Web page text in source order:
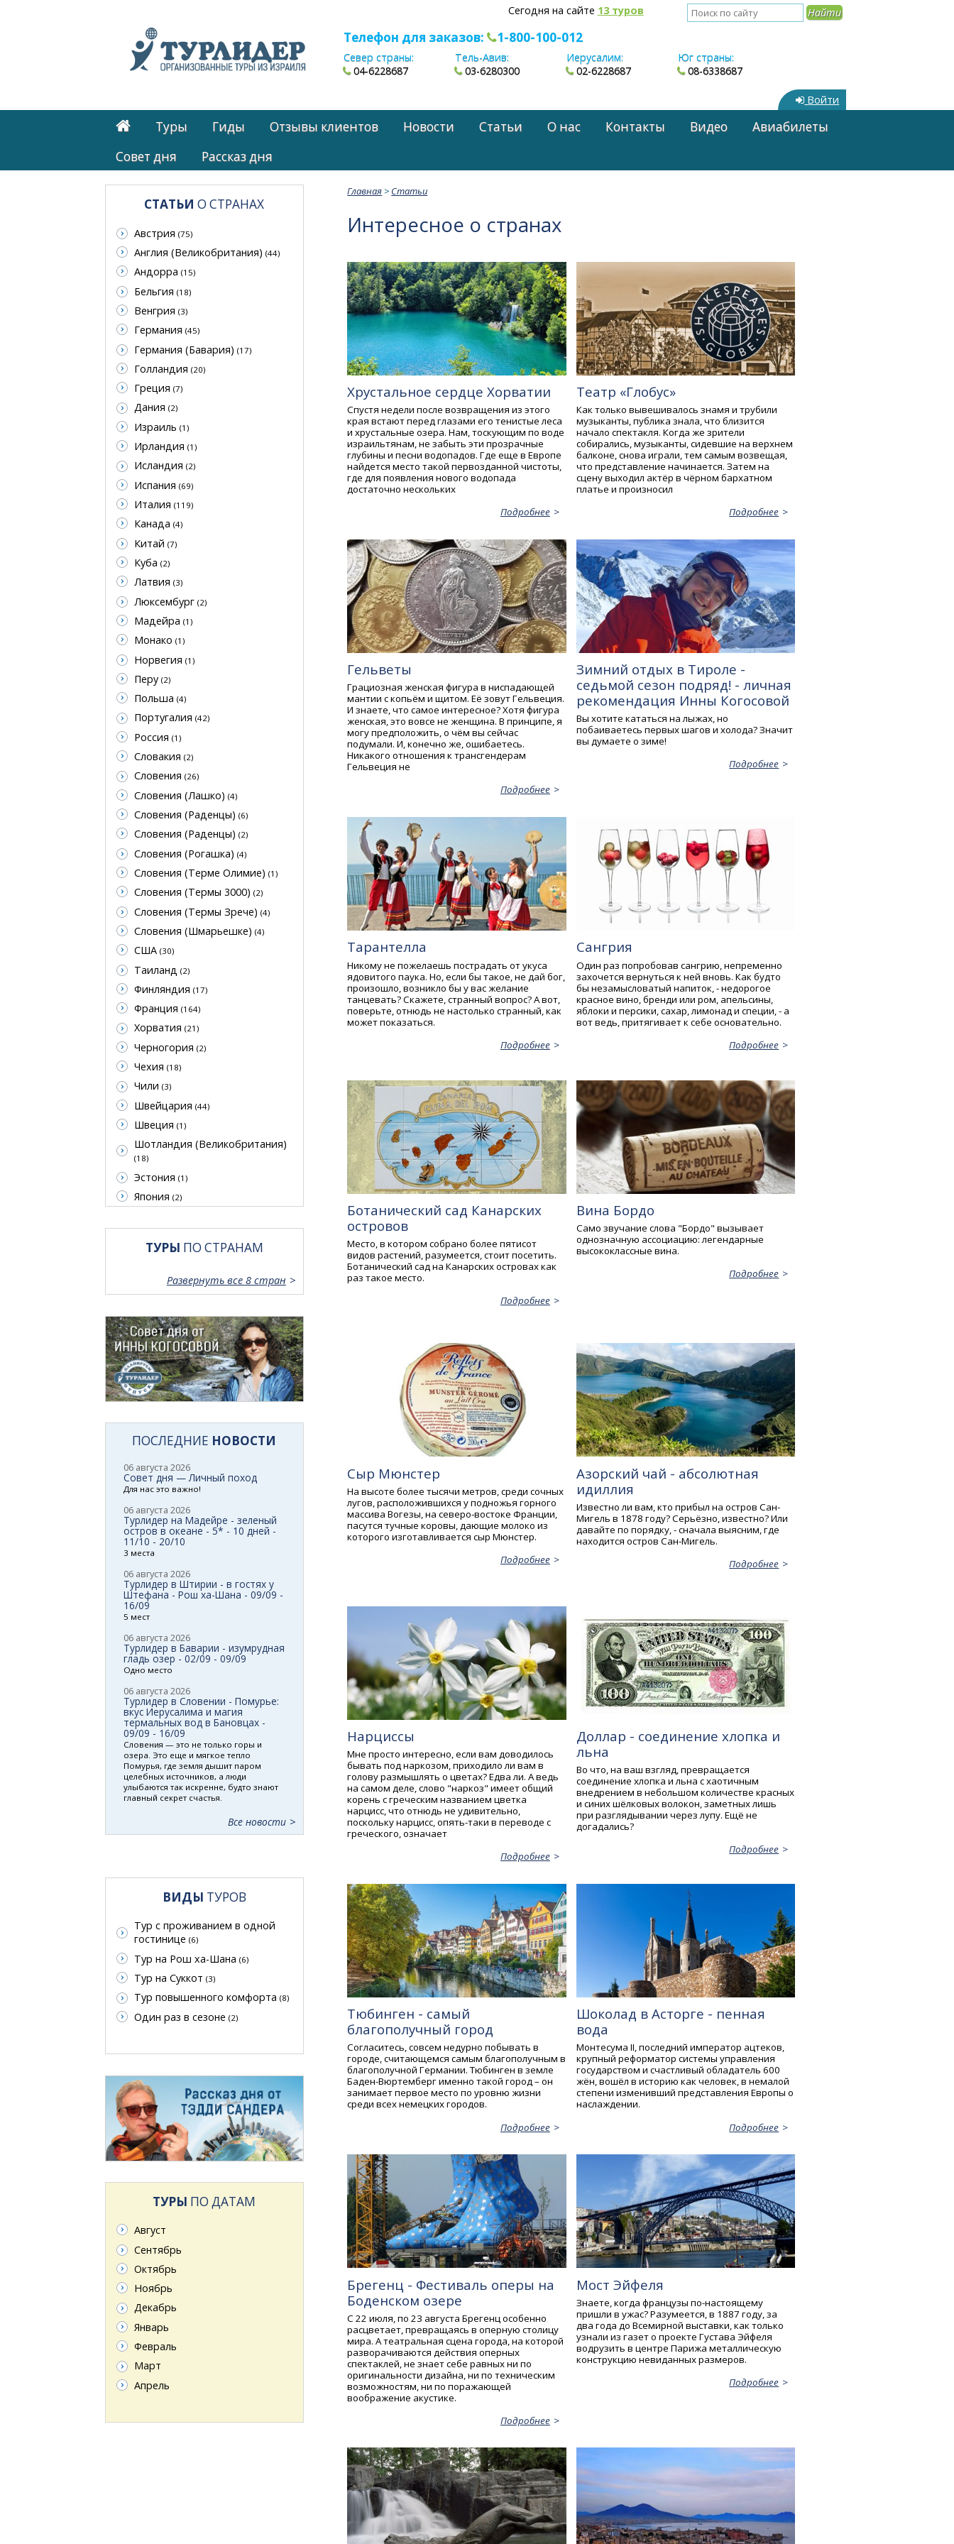
Сегодня на сайте 13 туров
Телефон для заказов: 1-800-100-012
Север страны:
04-6228687
Тель-Авив:
03-6280300
Иерусалим:
02-6228687
Юг страны:
08-6338687
Войти
Туры Гиды Отзывы клиентов Новости Статьи О нас Контакты Видео
Авиабилеты
Cовет дня
Рассказ дня
Главная > Статьи
Интересное о странах
Хрустальное сердце Хорватии
Спустя недели после возвращения из этого
края встают перед глазами его тенистые леса
и хрустальные озера. Нам, тоскующим по воде
израильтянам, не забыть эти прозрачные
глубины и песни водопадов. Где еще в Европе
найдется место такой первозданной чистоты,
где для появления нового водопада
достаточно нескольких
Подробнее
Театр «Глобус»
Как только вывешивалось знамя и трубили
музыканты, публика знала, что близится
начало спектакля. Когда же зрители
собирались, музыканты, сидевшие на верхнем
балконе, снова играли, тем самым возвещая,
что представление начинается. Затем на
сцену выходил актёр в чёрном бархатном
платье и произносил
Подробнее
Гельветы
Грациозная женская фигура в ниспадающей
мантии с копьём и щитом. Её зовут Гельвеция.
И знаете, что самое интересное? Хотя фигура
женская, это вовсе не женщина. В принципе, я
могу предположить, о чём вы сейчас
подумали. И, конечно же, ошибаетесь.
Никакого отношения к трансгендерам
Гельвеция не
Подробнее
Зимний отдых в Тироле -
седьмой сезон подряд! - личная
рекомендация Инны Когосовой
Вы хотите кататься на лыжах, но
побаиваетесь первых шагов и холода? Значит
вы думаете о зиме!
Подробнее
Тарантелла
Никому не пожелаешь пострадать от укуса
ядовитого паука. Но, если бы такое, не дай бог,
произошло, возникло бы у вас желание
танцевать? Скажете, странный вопрос? А вот,
поверьте, отнюдь не настолько странный, как
может показаться.
Подробнее
Сангрия
Один раз попробовав сангрию, непременно
захочется вернуться к ней вновь. Как будто
бы незамысловатый напиток, - недорогое
красное вино, бренди или ром, апельсины,
яблоки и персики, сахар, лимонад и специи, - а
вот ведь, притягивает к себе основательно.
Подробнее
Ботанический сад Канарских
островов
Место, в котором собрано более пятисот
видов растений, разумеется, стоит посетить.
Ботанический сад на Канарских островах как
раз такое место.
Подробнее
Вина Бордо
Само звучание слова "Бордо" вызывает
однозначную ассоциацию: легендарные
высококлассные вина.
Подробнее
Сыр Мюнстер
На высоте более тысячи метров, среди сочных
лугов, расположившихся у подножья горного
массива Вогезы, на северо-востоке Франции,
пасутся тучные коровы, дающие молоко из
которого изготавливается сыр Мюнстер.
Подробнее
Азорский чай - абсолютная
идиллия
Известно ли вам, кто прибыл на остров Сан-
Мигель в 1878 году? Серьёзно, известно? Или
давайте по порядку, - сначала выясним, где
находится остров Сан-Мигель.
Подробнее
Нарциссы
Мне просто интересно, если вам доводилось
бывать под наркозом, приходило ли вам в
голову размышлять о цветах? Едва ли. А ведь
на самом деле, слово "наркоз" имеет общий
корень с греческим названием цветка
нарцисс, что отнюдь не удивительно,
поскольку нарцисс, опять-таки в переводе с
греческого, означает
Подробнее
Доллар - соединение хлопка и
льна
Во что, на ваш взгляд, превращается
соединение хлопка и льна с хаотичным
внедрением в небольшом количестве красных
и синих шёлковых волокон, заметных лишь
при разглядывании через лупу. Ещё не
догадались?
Подробнее
Тюбинген - самый
благополучный город
Согласитесь, совсем недурно побывать в
городе, считающемся самым благополучным в
благополучной Германии. Тюбинген в земле
Баден-Вюртемберг именно такой город – он
занимает первое место по уровню жизни
среди всех немецких городов.
Подробнее
Шоколад в Асторге - пенная
вода
Монтесума II, последний император ацтеков,
крупный реформатор системы управления
государством и счастливый обладатель 600
жён, вошёл в историю как человек, в немалой
степени изменивший представления Европы о
наслаждении.
Подробнее
Брегенц - Фестиваль оперы на
Боденском озере
С 22 июля, по 23 августа Брегенц особенно
расцветает, превращаясь в оперную столицу
мира. А театральная сцена города, на которой
разворачиваются действия оперных
спектаклей, не знает себе равных ни по
оригинальности дизайна, ни по техническим
возможностям, ни по поражающей
воображение акустике.
Подробнее
Мост Эйфеля
Знаете, когда французы по-настоящему
пришли в ужас? Разумеется, в 1887 году, за
два года до Всемирной выставки, как только
узнали из газет о проекте Густава Эйфеля
водрузить в центре Парижа металлическую
конструкцию невиданных размеров.
Подробнее
СТАТЬИО СТРАНАХ
Австрия (75)
Англия (Великобритания) (44)
Андорра (15)
Бельгия (18)
Венгрия (3)
Германия (45)
Германия (Бавария) (17)
Голландия (20)
Греция (7)
Дания (2)
Израиль (1)
Ирландия (1)
Исландия (2)
Испания (69)
Италия (119)
Канада (4)
Китай (7)
Куба (2)
Латвия (3)
Люксембург (2)
Мадейра (1)
Монако (1)
Норвегия (1)
Перу (2)
Польша (4)
Португалия (42)
Россия (1)
Словакия (2)
Словения (26)
Словения (Лашко) (4)
Словения (Раденцы) (6)
Словения (Раденцы) (2)
Словения (Рогашка) (4)
Словения (Терме Олимие) (1)
Словения (Термы 3000) (2)
Словения (Термы Зрече) (4)
Словения (Шмарьешке) (4)
США (30)
Таиланд (2)
Финляндия (17)
Франция (164)
Хорватия (21)
Черногория (2)
Чехия (18)
Чили (3)
Швейцария (44)
Швеция (1)
Шотландия (Великобритания)
(18)
Эстония (1)
Япония (2)
ТУРЫ ПО СТРАНАМ
Развернуть все 8 стран
ПОСЛЕДНИЕ НОВОСТИ
06 августа 2026
Совет дня — Личный поход
Для нас это важно!
06 августа 2026
Турлидер на Мадейре - зеленый
остров в океане - 5* - 10 дней -
11/10 - 20/10
3 места
06 августа 2026
Турлидер в Штирии - в гостях у
Штефана - Рош ха-Шана - 09/09 -
16/09
5 мест
06 августа 2026
Турлидер в Баварии - изумрудная
гладь озер - 02/09 - 09/09
Одно место
06 августа 2026
Турлидер в Словении - Помурье:
вкус Иерусалима и магия
термальных вод в Бановцах -
09/09 - 16/09
Словения — это не только горы и
озера. Это еще и мягкое тепло
Помурья, где земля дышит паром
целебных источников, а люди
улыбаются так искренне, будто знают
главный секрет счастья.
Все новости
ВИДЫ ТУРОВ
Тур с проживанием в одной
гостинице (6)
Тур на Рош ха-Шана (6)
Тур на Суккот (3)
Тур повышенного комфорта (8)
Один раз в сезоне (2)
ТУРЫ ПО ДАТАМ
Август
Сентябрь
Октябрь
Ноябрь
Декабрь
Январь
Февраль
Март
Апрель